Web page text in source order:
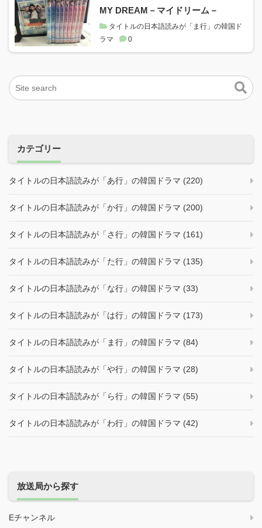
MY DREAM－マイドリーム－
タイトルの日本語読みが「ま行」の韓国ド
ラマ
0
カテゴリー
タイトルの日本語読みが「あ行」の韓国ドラマ (220)
タイトルの日本語読みが「か行」の韓国ドラマ (200)
タイトルの日本語読みが「さ行」の韓国ドラマ (161)
タイトルの日本語読みが「た行」の韓国ドラマ (135)
タイトルの日本語読みが「な行」の韓国ドラマ (33)
タイトルの日本語読みが「は行」の韓国ドラマ (173)
タイトルの日本語読みが「ま行」の韓国ドラマ (84)
タイトルの日本語読みが「や行」の韓国ドラマ (28)
タイトルの日本語読みが「ら行」の韓国ドラマ (55)
タイトルの日本語読みが「わ行」の韓国ドラマ (42)
放送局から探す
Eチャンネル